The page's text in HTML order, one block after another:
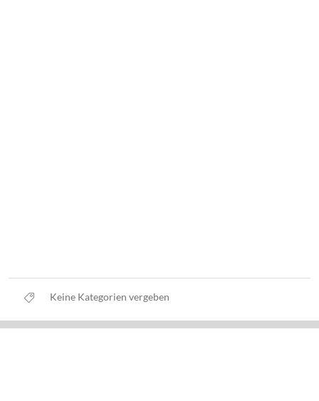
Keine Kategorien vergeben